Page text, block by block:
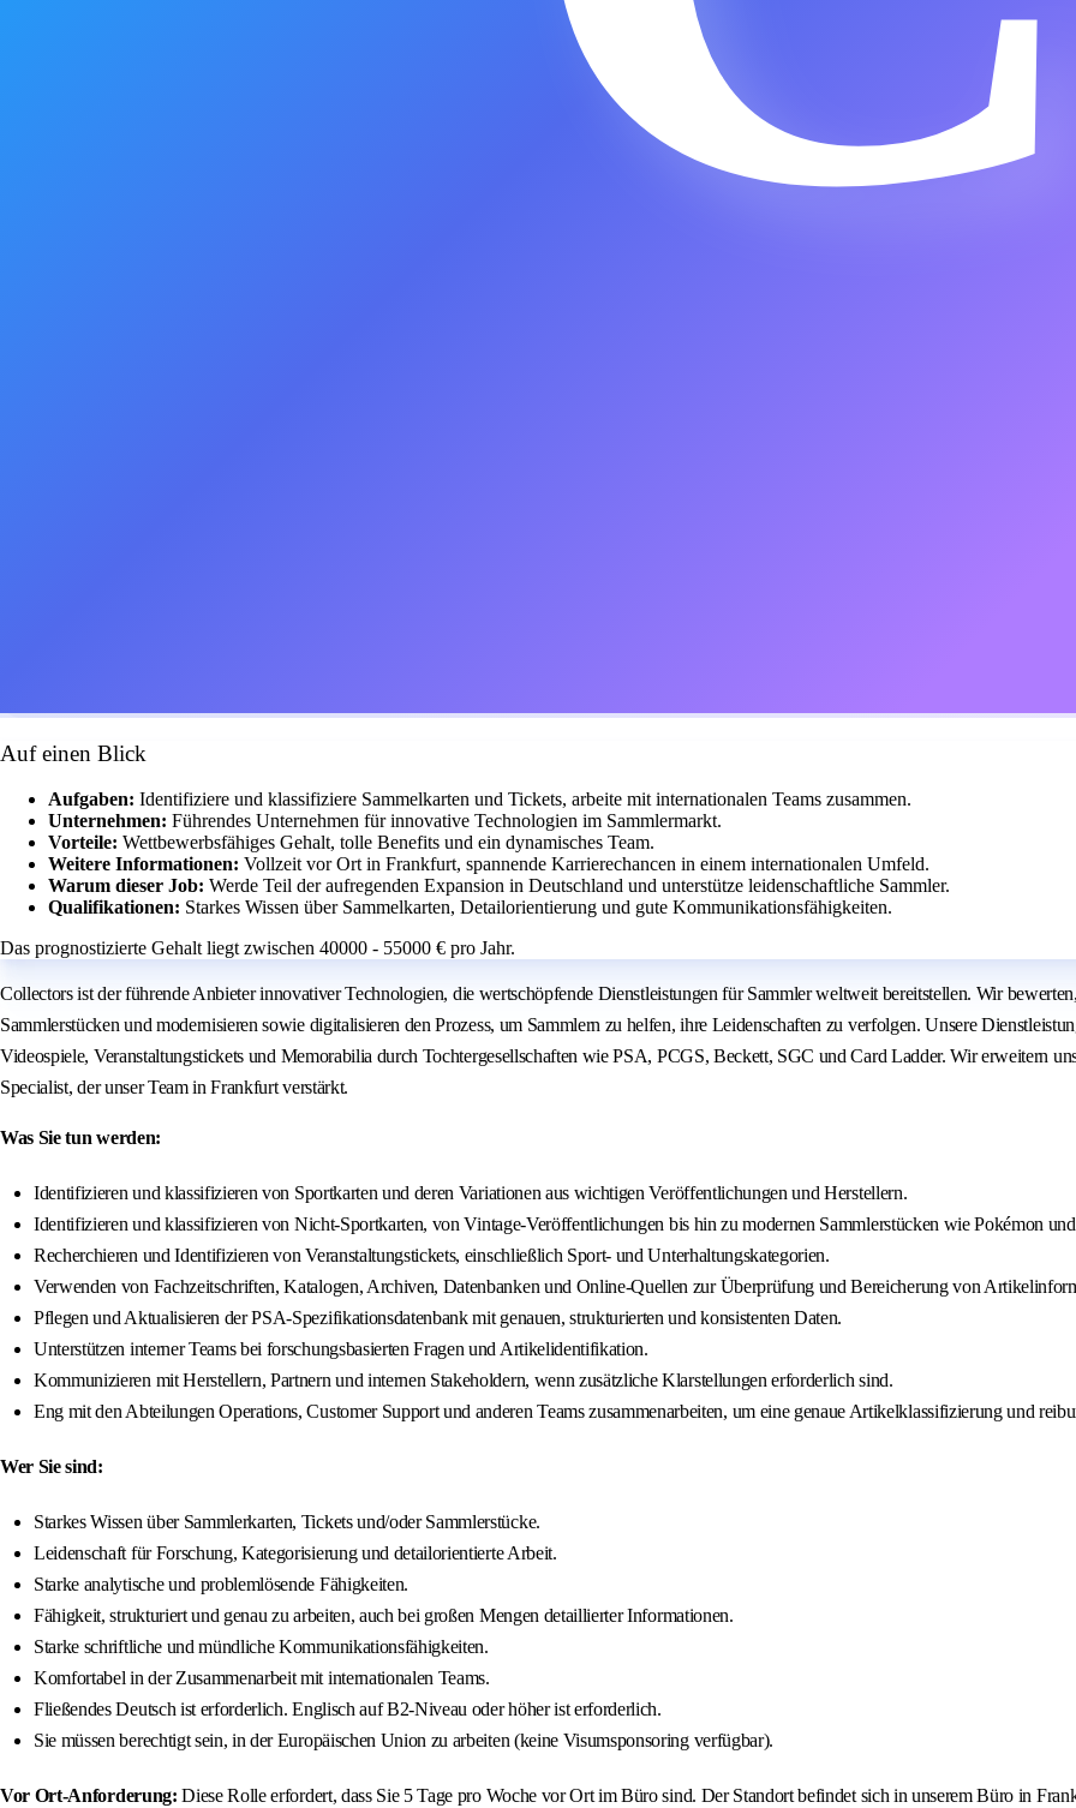
Auf einen Blick
Aufgaben: Identifiziere und klassifiziere Sammelkarten und Tickets, arbeite mit internationalen Teams zusammen.
Unternehmen: Führendes Unternehmen für innovative Technologien im Sammlermarkt.
Vorteile: Wettbewerbsfähiges Gehalt, tolle Benefits und ein dynamisches Team.
Weitere Informationen: Vollzeit vor Ort in Frankfurt, spannende Karrierechancen in einem internationalen Umfeld.
Warum dieser Job: Werde Teil der aufregenden Expansion in Deutschland und unterstütze leidenschaftliche Sammler.
Qualifikationen: Starkes Wissen über Sammelkarten, Detailorientierung und gute Kommunikationsfähigkeiten.
Das prognostizierte Gehalt liegt zwischen 40000 - 55000 € pro Jahr.
Collectors ist der führende Anbieter innovativer Technologien, die wertschöpfende Dienstleistungen für Sammler weltweit bereitstellen. Wir
Sammlerstücken und modernisieren sowie digitalisieren den Prozess, um Sammlern zu helfen, ihre Leidenschaften zu verfolgen. Unsere
Videospiele, Veranstaltungstickets und Memorabilia durch Tochtergesellschaften wie PSA, PCGS, Beckett, SGC und Card Ladder. Wir erweitern
Specialist, der unser Team in Frankfurt verstärkt.
Was Sie tun werden:
Identifizieren und klassifizieren von Sportkarten und deren Variationen aus wichtigen Veröffentlichungen und Herstellern.
Identifizieren und klassifizieren von Nicht-Sportkarten, von Vintage-Veröffentlichungen bis hin zu modernen Sammlerstücken wie Pokémon
Recherchieren und Identifizieren von Veranstaltungstickets, einschließlich Sport- und Unterhaltungskategorien.
Verwenden von Fachzeitschriften, Katalogen, Archiven, Datenbanken und Online-Quellen zur Überprüfung und Bereicherung von
Pflegen und Aktualisieren der PSA-Spezifikationsdatenbank mit genauen, strukturierten und konsistenten Daten.
Unterstützen interner Teams bei forschungsbasierten Fragen und Artikelidentifikation.
Kommunizieren mit Herstellern, Partnern und internen Stakeholdern, wenn zusätzliche Klarstellungen erforderlich sind.
Eng mit den Abteilungen Operations, Customer Support und anderen Teams zusammenarbeiten, um eine genaue Artikelklassifizierung und
Wer Sie sind:
Starkes Wissen über Sammlerkarten, Tickets und/oder Sammlerstücke.
Leidenschaft für Forschung, Kategorisierung und detailorientierte Arbeit.
Starke analytische und problemlösende Fähigkeiten.
Fähigkeit, strukturiert und genau zu arbeiten, auch bei großen Mengen detaillierter Informationen.
Starke schriftliche und mündliche Kommunikationsfähigkeiten.
Komfortabel in der Zusammenarbeit mit internationalen Teams.
Fließendes Deutsch ist erforderlich. Englisch auf B2-Niveau oder höher ist erforderlich.
Sie müssen berechtigt sein, in der Europäischen Union zu arbeiten (keine Visumsponsoring verfügbar).
Vor Ort-Anforderung: Diese Rolle erfordert, dass Sie 5 Tage pro Woche vor Ort im Büro sind. Der Standort befindet sich in unserem Büro in